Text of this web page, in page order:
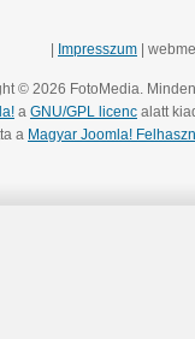
Impresszum |
© 2026 FotoMedia.
a GNU/GPL licenc alatt
a Magyar Joomla!